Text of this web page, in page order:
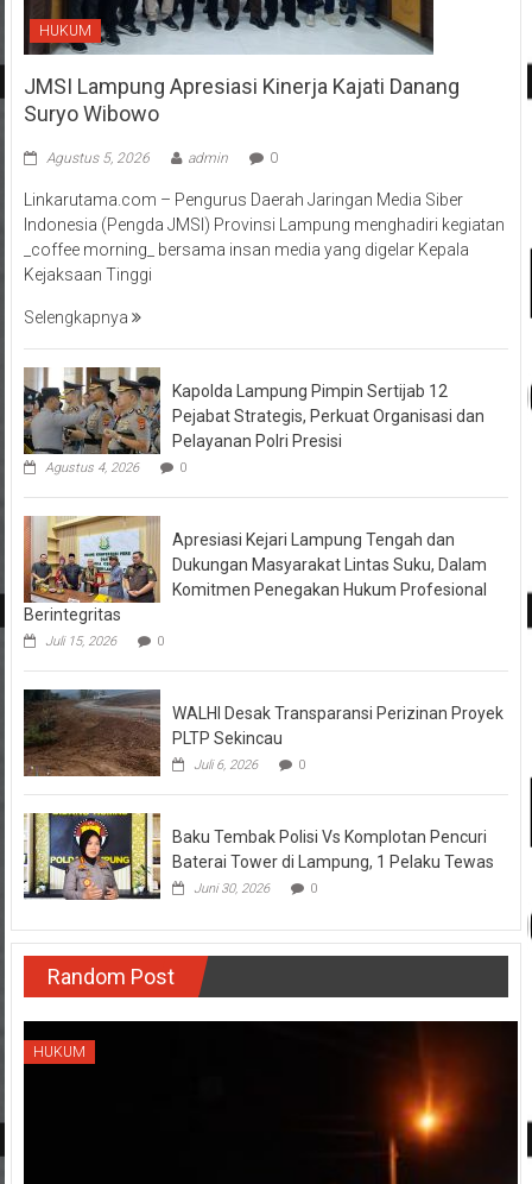
HUKUM
JMSI Lampung Apresiasi Kinerja Kajati Danang
Suryo Wibowo
Agustus 5, 2026 admin 0
Linkarutama.com – Pengurus Daerah Jaringan Media Siber
Indonesia (Pengda JMSI) Provinsi Lampung menghadiri kegiatan
_coffee morning_ bersama insan media yang digelar Kepala
Kejaksaan Tinggi
Selengkapnya
Kapolda Lampung Pimpin Sertijab 12
Pejabat Strategis, Perkuat Organisasi dan
Pelayanan Polri Presisi
Agustus 4, 2026 0
Apresiasi Kejari Lampung Tengah dan
Dukungan Masyarakat Lintas Suku, Dalam
Komitmen Penegakan Hukum Profesional
Berintegritas
Juli 15, 2026 0
WALHI Desak Transparansi Perizinan Proyek
PLTP Sekincau
Juli 6, 2026 0
Baku Tembak Polisi Vs Komplotan Pencuri
Baterai Tower di Lampung, 1 Pelaku Tewas
Juni 30, 2026 0
Random Post
HUKUM